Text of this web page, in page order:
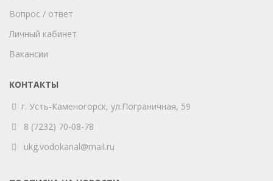
Вопрос / ответ
Личный кабинет
Вакансии
КОНТАКТЫ
г. Усть-Каменогорск, ул.Пограничная, 59
8 (7232) 70-08-78
ukg.vodokanal@mail.ru